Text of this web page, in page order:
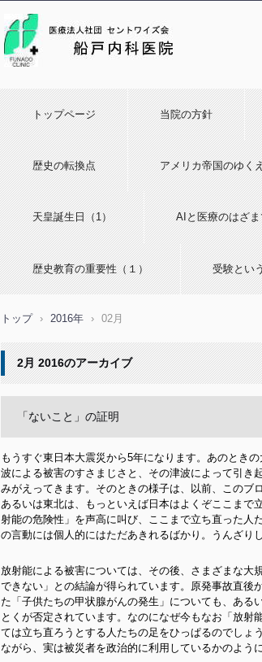
トップページ 当院の方針
歴史の転換点 アメリカ帝国のゆくえ
天皇誕生日（1） AIと医療のはざ
歴史教育の重要性（１） 受験とい
トップ › 2016年 › 02月
2月 2016のアーカイブ
「ないこと」の証明
もうすぐ東日本大震災から5年になります。あのとき
波による被害のすさまじさと、その津波によって引き
みがえってきます。そのときの様子は、以前、このブ
あるいは東北は、もっといえば日本はよくぞここま
射能の危険性」を声高に叫び、ここまで立ち直った人
の言動には個人的にはただあきれるばかり。うんざり
放射能による被害については、その後、さまざまな大
できない」との結論が得られています。原発事故直後
た「子供たちの甲状腺がんの発生」についても、あ
とくが否定されています。なのになぜ今もなお「放射
ては立ち直ろうとする人たちの足をひっぱるのでしょ
ながら、実は被災者を政治的に利用しているかのよう